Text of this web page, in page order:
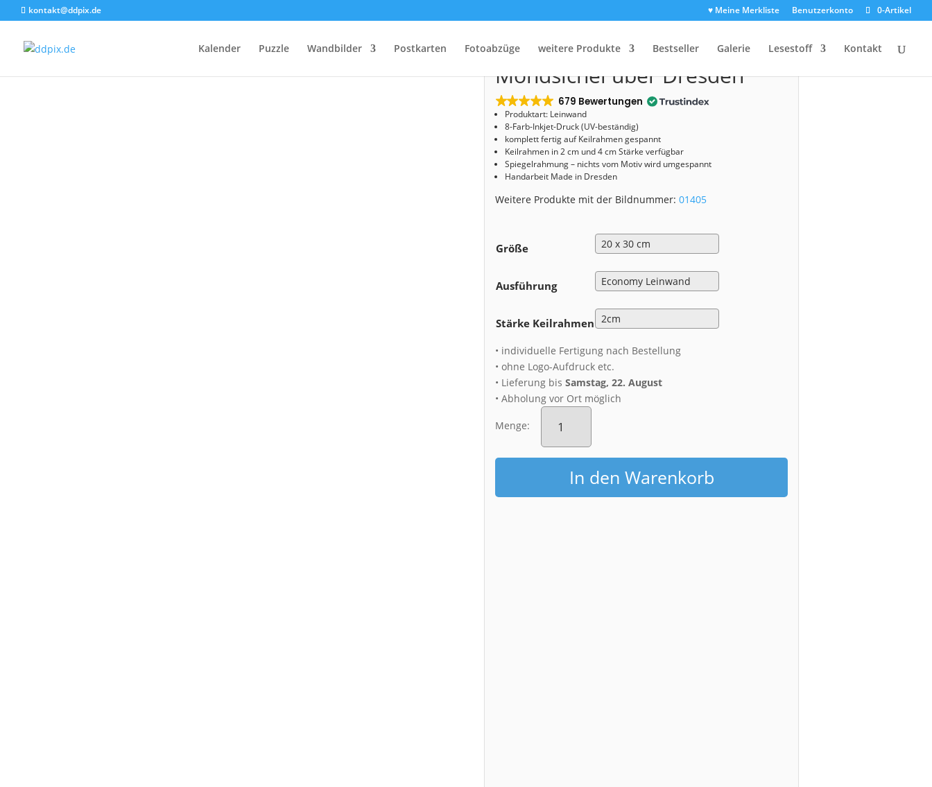
kontakt@ddpix.de ♥ Meine Merkliste Benutzerkonto 0-Artikel
Kalender Puzzle Wandbilder Postkarten Fotoabzüge weitere Produkte Bestseller Galerie Lesestoff Kontakt
Start/Shop/Leinwand/ Leinwand (01405) Mondsichel über Dresden
Leinwand (01405)
Mondsichel über Dresden
679 Bewertungen
Produktart: Leinwand
8-Farb-Inkjet-Druck (UV-beständig)
komplett fertig auf Keilrahmen gespannt
Keilrahmen in 2 cm und 4 cm Stärke verfügbar
Spiegelrahmung – nichts vom Motiv wird umgespannt
Handarbeit Made in Dresden
Weitere Produkte mit der Bildnummer:01405
Größe
Ausführung
Stärke Keilrahmen
• individuelle Fertigung nach Bestellung
• ohne Logo-Aufdruck etc.
• Lieferung bisSamstag, 22. August
• Abholung vor Ort möglich
Menge:
Leinwand
(01405)
über
Dresden
MengeIn den Warenkorb